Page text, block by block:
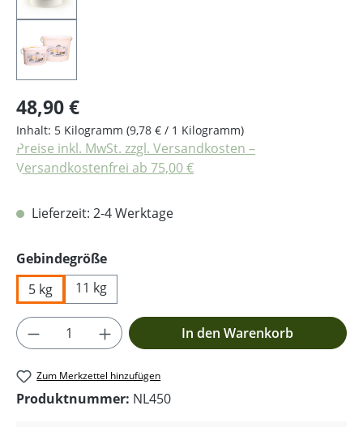
Regulärer Preis:
48,90 €
Inhalt: 5 Kilogramm (9,78 € / 1 Kilogramm)
Preise inkl. MwSt. zzgl. Versandkosten –
Versandkostenfrei ab 75,00 €
Lieferzeit: 2-4 Werktage
Gebindegrößeauswählen
5 kg
11 kg
Produkt Anzahl: Gib den gewünschten
In den Warenkorb
Zum Merkzettel hinzufügen
Produktnummer: NL450